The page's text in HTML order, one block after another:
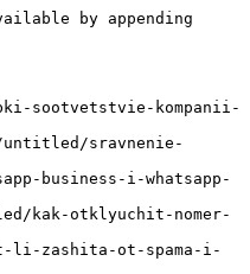
by appending
sootvetstvie-kompanii-
untitled/sravnenie-
business-i-whatsapp-
kak-otklyuchit-nomer-
li-zashita-ot-spama-i-